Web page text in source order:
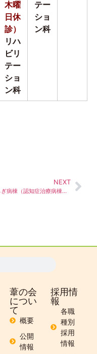
木曜
日休
診）
リハ
ビリ
テー
ショ
ン科
テー
ショ
ン科
NEXT
やわらぎ病棟（認知症治療病棟）休棟のお知らせ
葦の会
につい
て
概要
公開
情報
採用情
報
各職
種別
採用
情報